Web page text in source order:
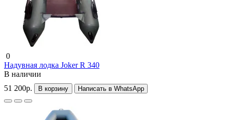
0
Надувная лодка Joker R 340
В наличии
51 200р.
В корзину Написать в WhatsApp